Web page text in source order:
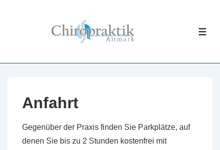
Anfahrt
Gegenüber der Praxis finden Sie Parkplätze, auf
denen Sie bis zu 2 Stunden kostenfrei mit